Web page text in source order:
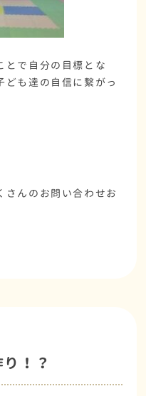
とで自分の目標とな
ども達の自信に繋がっ
さんのお問い合わせお
！？